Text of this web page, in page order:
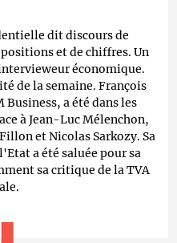
dit discours de
et de chiffres. Un
économique.
de la semaine. François
a été dans les
à Jean-Luc Mélenchon,
et Nicolas Sarkozy. Sa
a été saluée pour sa
sa critique de la TVA